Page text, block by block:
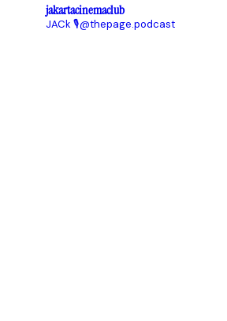
jakartacinemaclub
JACk 🎙@thepage.podcast